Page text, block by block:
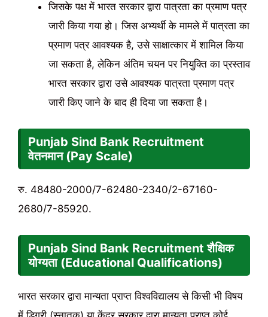
जिसके पक्ष में भारत सरकार द्वारा पात्रता का प्रमाण पत्र
जारी किया गया हो। जिस अभ्यर्थी के मामले में पात्रता का
प्रमाण पत्र आवश्यक है, उसे साक्षात्कार में शामिल किया
जा सकता है, लेकिन अंतिम चयन पर नियुक्ति का प्रस्ताव
भारत सरकार द्वारा उसे आवश्यक पात्रता प्रमाण पत्र
जारी किए जाने के बाद ही दिया जा सकता है।
Punjab Sind Bank Recruitment
वेतनमान (Pay Scale)
रु. 48480-2000/7-62480-2340/2-67160-
2680/7-85920.
Punjab Sind Bank Recruitment शैक्षिक
योग्यता (Educational Qualifications)
भारत सरकार द्वारा मान्यता प्राप्त विश्वविद्यालय से किसी भी विषय